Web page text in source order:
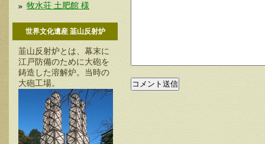
牧水荘 土肥館 様
世界文化遺産 韮山反射炉
韮山反射炉とは、幕末に
江戸防備のために大砲を
鋳造した溶解炉。当時の
大砲工場。